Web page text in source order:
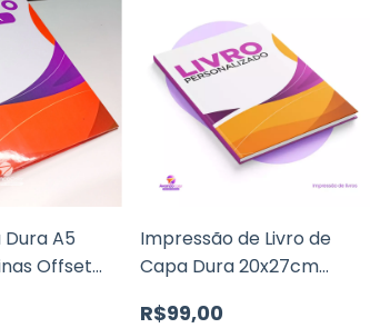
A5
Offset
Impressão de Livro de
Capa Dura 20x27cm
R$99,00